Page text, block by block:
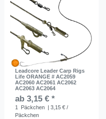
Leadcore Leader Carp Rigs
Life ORANGE # AC2059
AC2060 AC2061 AC2062
AC2063 AC2064
ab 3,15 € *
1 Päckchen | 3,15 € /
Päckchen